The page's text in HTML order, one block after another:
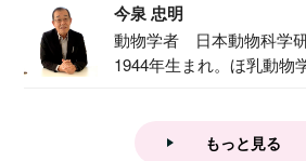
今泉 忠明
動物学者 日本動物科学
1944年生まれ。ほ乳動物
もっと見る